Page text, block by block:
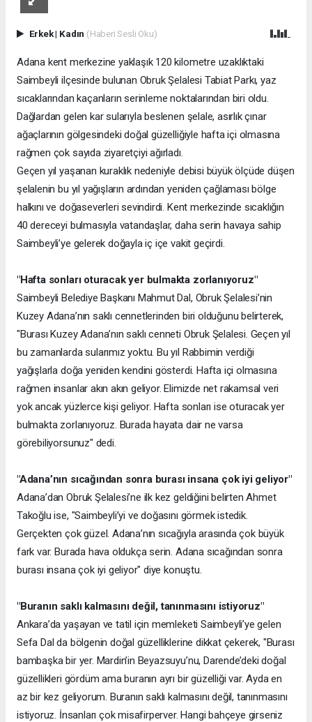
Erkek| Kadın (Haberi Sesli Oku)
Adana kent merkezine yaklaşık 120 kilometre uzaklıktaki
Saimbeyli ilçesinde bulunan Obruk Şelalesi Tabiat Parkı, yaz
sıcaklarından kaçanların serinleme noktalarından biri oldu.
Dağlardan gelen kar sularıyla beslenen şelale, asırlık çınar
ağaçlarının gölgesindeki doğal güzelliğiyle hafta içi olmasına
rağmen çok sayıda ziyaretçiyi ağırladı.
Geçen yıl yaşanan kuraklık nedeniyle debisi büyük ölçüde düşen
şelalenin bu yıl yağışların ardından yeniden çağlaması bölge
halkını ve doğaseverleri sevindirdi. Kent merkezinde sıcaklığın
40 dereceyi bulmasıyla vatandaşlar, daha serin havaya sahip
Saimbeyli’ye gelerek doğayla iç içe vakit geçirdi.
"Hafta sonları oturacak yer bulmakta zorlanıyoruz"
Saimbeyli Belediye Başkanı Mahmut Dal, Obruk Şelalesi’nin
Kuzey Adana’nın saklı cennetlerinden biri olduğunu belirterek,
"Burası Kuzey Adana’nın saklı cenneti Obruk Şelalesi. Geçen yıl
bu zamanlarda sularımız yoktu. Bu yıl Rabbimin verdiği
yağışlarla doğa yeniden kendini gösterdi. Hafta içi olmasına
rağmen insanlar akın akın geliyor. Elimizde net rakamsal veri
yok ancak yüzlerce kişi geliyor. Hafta sonları ise oturacak yer
bulmakta zorlanıyoruz. Burada hayata dair ne varsa
görebiliyorsunuz" dedi.
"Adana’nın sıcağından sonra burası insana çok iyi geliyor"
Adana’dan Obruk Şelalesi’ne ilk kez geldiğini belirten Ahmet
Takoğlu ise, "Saimbeyli’yi ve doğasını görmek istedik.
Gerçekten çok güzel. Adana’nın sıcağıyla arasında çok büyük
fark var. Burada hava oldukça serin. Adana sıcağından sonra
burası insana çok iyi geliyor" diye konuştu.
"Buranın saklı kalmasını değil, tanınmasını istiyoruz"
Ankara’da yaşayan ve tatil için memleketi Saimbeyli’ye gelen
Sefa Dal da bölgenin doğal güzelliklerine dikkat çekerek, "Burası
bambaşka bir yer. Mardin’in Beyazsuyu’nu, Darende’deki doğal
güzellikleri gördüm ama buranın ayrı bir güzelliği var. Ayda en
az bir kez geliyorum. Buranın saklı kalmasını değil, tanınmasını
istiyoruz. İnsanları çok misafirperver. Hangi bahçeye girseniz